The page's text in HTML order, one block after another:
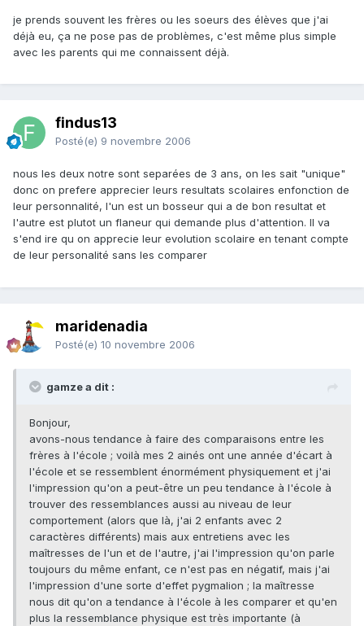
je prends souvent les frères ou les soeurs des élèves que j'ai
déjà eu, ça ne pose pas de problèmes, c'est même plus simple
avec les parents qui me connaissent déjà.
findus13
Posté(e) 9 novembre 2006
nous les deux notre sont separées de 3 ans, on les sait "unique"
donc on prefere apprecier leurs resultats scolaires enfonction de
leur personnalité, l'un est un bosseur qui a de bon resultat et
l'autre est plutot un flaneur qui demande plus d'attention. Il va
s'end ire qu on apprecie leur evolution scolaire en tenant compte
de leur personalité sans les comparer
maridenadia
Posté(e) 10 novembre 2006
gamze a dit :
Bonjour,
avons-nous tendance à faire des comparaisons entre les
frères à l'école ; voilà mes 2 ainés ont une année d'écart à
l'école et se ressemblent énormément physiquement et j'ai
l'impression qu'on a peut-être un peu tendance à l'école à
trouver des ressemblances aussi au niveau de leur
comportement (alors que là, j'ai 2 enfants avec 2
caractères différents) mais aux entretiens avec les
maîtresses de l'un et de l'autre, j'ai l'impression qu'on parle
toujours du même enfant, ce n'est pas en négatif, mais j'ai
l'impression d'une sorte d'effet pygmalion ; la maîtresse
nous dit qu'on a tendance à l'école à les comparer et qu'en
plus la ressemblance physique est très importante (à